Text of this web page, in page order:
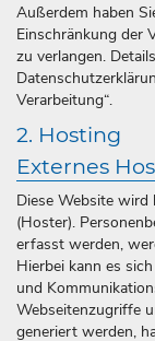
Außerdem haben
Einschränkung der
zu verlangen.
Verarbeitung“.
2. Hosting
Externes
Diese Website wird
(Hoster).
erfasst werden,
Hierbei kann es
und
Webseitenzugriffe
generiert werden,